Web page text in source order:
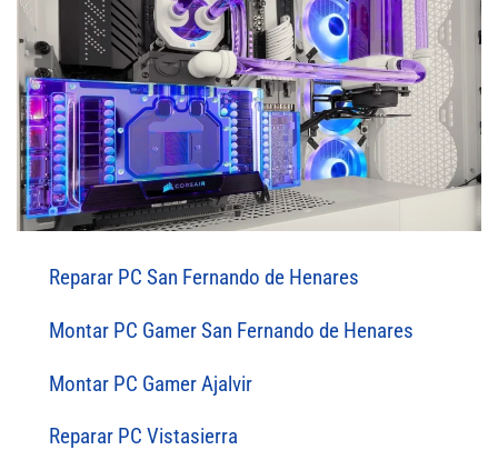
Reparar PC San Fernando de Henares
Montar PC Gamer San Fernando de Henares
Montar PC Gamer Ajalvir
Reparar PC Vistasierra